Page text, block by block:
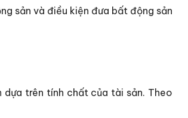
sản và điều kiện đưa bất động sản
trên tính chất của tài sản. Theo